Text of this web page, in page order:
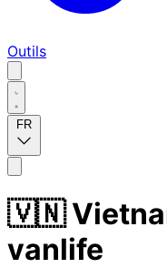
Outils
FR
🇻🇳
vanlife